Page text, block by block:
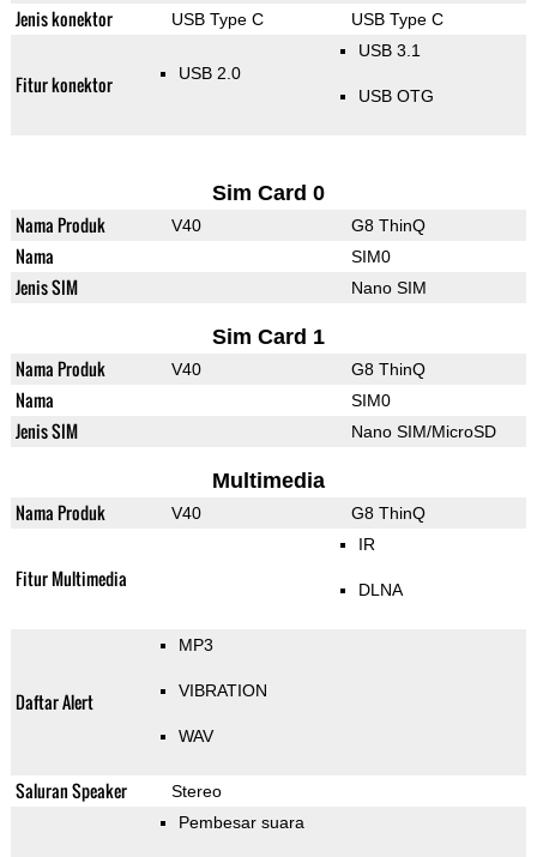
Jenis konektor USB Type C USB Type C
Fitur konektor USB 2.0
USB 3.1
USB OTG
Sim Card 0
Nama Produk V40 G8 ThinQ
Nama SIM0
Jenis SIM Nano SIM
Sim Card 1
Nama Produk V40 G8 ThinQ
Nama SIM0
Jenis SIM Nano SIM/MicroSD
Multimedia
Nama Produk V40 G8 ThinQ
Fitur Multimedia
IR
DLNA
Daftar Alert
MP3
VIBRATION
WAV
Saluran Speaker Stereo
Pembesar suara